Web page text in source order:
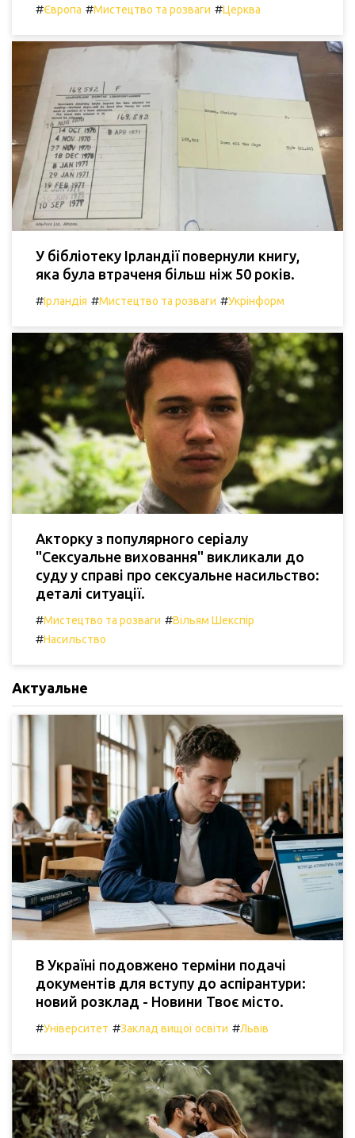
#Європа #Мистецтво та розваги #Церква
У бібліотеку Ірландії повернули книгу,
яка була втраченя більш ніж 50 років.
#Ірландія #Мистецтво та розваги #Укрінформ
Акторку з популярного серіалу
"Сексуальне виховання" викликали до
суду у справі про сексуальне насильство:
деталі ситуації.
#Мистецтво та розваги #Вільям Шекспір
#Насильство
Актуальне
В Україні подовжено терміни подачі
документів для вступу до аспірантури:
новий розклад - Новини Твоє місто.
#Університет #Заклад вищої освіти #Львів